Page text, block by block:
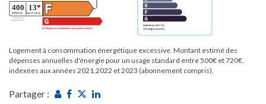
Logement à consommation énergétique excessive. Montant estimé des
dépenses annuelles d'énergie pour un usage standard entre 500€ et 720€.
indexées aux années 2021,2022 et 2023 (abonnement compris).
Partager :